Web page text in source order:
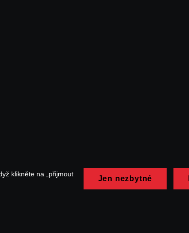
klikněte na „přijmout
Jen nezbytné